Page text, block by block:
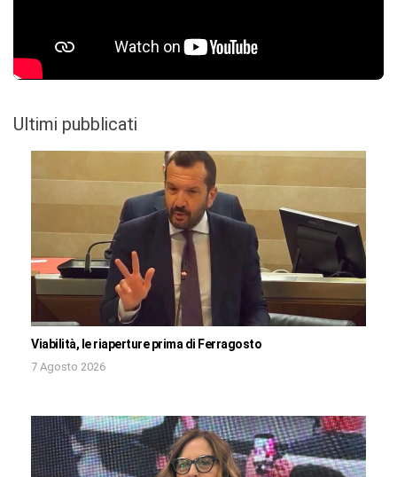
Ultimi pubblicati
Viabilità, le riaperture prima di Ferragosto
7 Agosto 2026